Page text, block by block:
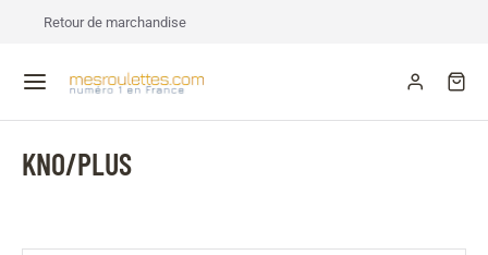
Retour de marchandise
KNO/PLUS